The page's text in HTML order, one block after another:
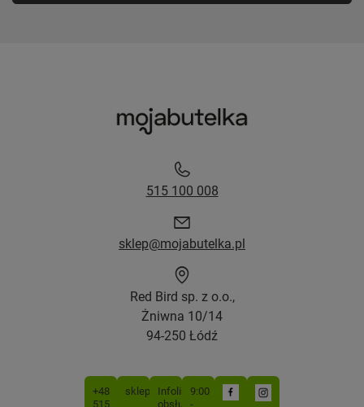
515 100 008
sklep@mojabutelka.pl
Red Bird sp. z o.o.,
Żniwna 10/14
94-250 Łódź
+48
sklep@mojabutelka.pl
Infolinia9:00